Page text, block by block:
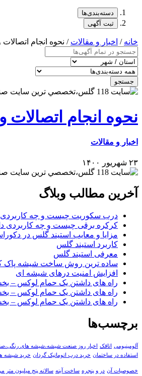
دسته‌بندی‌ها
ثبت آگهی
خانه / اخبار و مقالات / نحوه انجام
جستجو
نحوه انجام
اخبار و مقالات
۲۳ شهریور ۱۴۰۰
آخرین مطالب وبلاگ
درب سکوریت چیست و چه کاربردی
کرکره برقی چیست و چه کاربردی
مزایا و معایب استیند گلس در
کاربرد استیند گلس
معرفی استیند گلس
ساده ترین روش ساخت شیشه پاک
افزایش امنیت درهای شیشه ای
راه های داشتن یک حمام لوکس –
راه های داشتن یک حمام لوکس –
راه های داشتن یک حمام لوکس –
برچسب‌ها
آلومینیومی اتاقک اخبار روز صنعت شیشه،شیشه های
استفاده در ساختمان خرید درب اتوماتیک گردان خرید شیشه
خصوصیات آن در و پنجره ساخت آینه سالانه پنج میلیون